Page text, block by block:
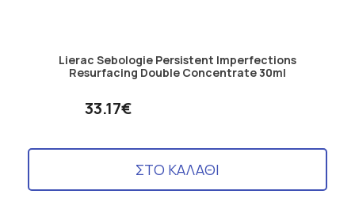
Lierac Sebologie Persistent Imperfections
Resurfacing Double Concentrate 30ml
33.17€
ΣΤΟ ΚΑΛΑΘΙ